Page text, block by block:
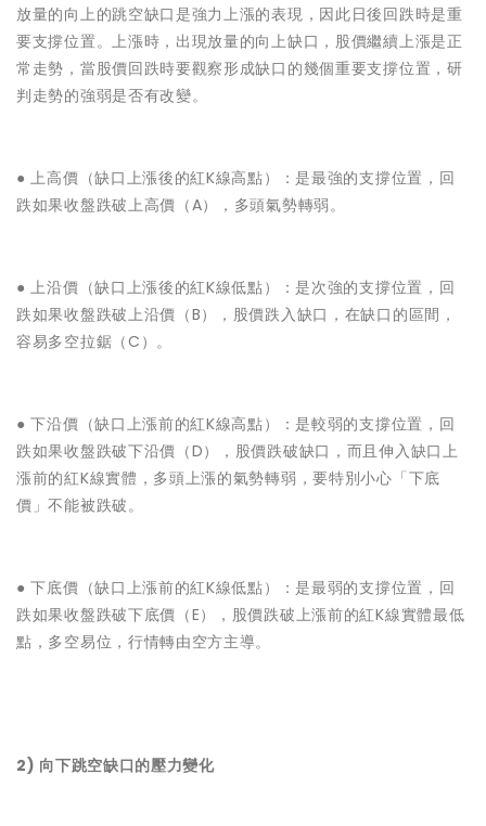
放量的向上的跳空缺口是強力上漲的表現，因此日後回跌時是重
要支撐位置。上漲時，出現放量的向上缺口，股價繼續上漲是正
常走勢，當股價回跌時要觀察形成缺口的幾個重要支撐位置，研
判走勢的強弱是否有改變。
● ‌上高價（缺口上漲後的紅K線高點）：是最強的支撐位置，回
跌如果收盤跌破上高價（A），多頭氣勢轉弱。
● ‌上沿價（缺口上漲後的紅K線低點）：是次強的支撐位置，回
跌如果收盤跌破上沿價（B），股價跌入缺口，在缺口的區間，
容易多空拉鋸（C）。
● ‌下沿價（缺口上漲前的紅K線高點）：是較弱的支撐位置，回
跌如果收盤跌破下沿價（D），股價跌破缺口，而且伸入缺口上
漲前的紅K線實體，多頭上漲的氣勢轉弱，要特別小心「下底
價」不能被跌破。
● ‌下底價（缺口上漲前的紅K線低點）：是最弱的支撐位置，回
跌如果收盤跌破下底價（E），股價跌破上漲前的紅K線實體最低
點，多空易位，行情轉由空方主導。
2) 向下跳空缺口的壓力變化